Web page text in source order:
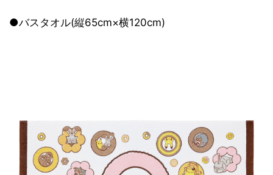
●バスタオル(縦65cm×横120cm)